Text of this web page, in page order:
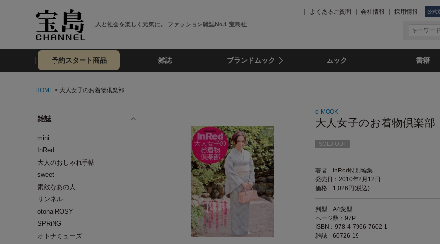
人と社会を楽しく元気に。 ファッション雑誌No.1 宝島社
よくあるご質問 会社情報 採用情報 公式
予約スタート商品 雑誌 ブランドムック ムック 書籍
HOME > 大人女子のお着物倶楽部
雑誌
mini
InRed
大人のおしゃれ手帖
sweet
素敵なあの人
リンネル
otona ROSY
SPRiNG
オトナミューズ
e-MOOK
大人女子のお着物倶楽部
SOLD OUT
著者：InRed特別編集
発売日：2010年2月12日
価格：1,026円(税込)
判型：A4変型
ページ数：97P
ISBN：978-4-7966-7602-1
雑誌：60726-19